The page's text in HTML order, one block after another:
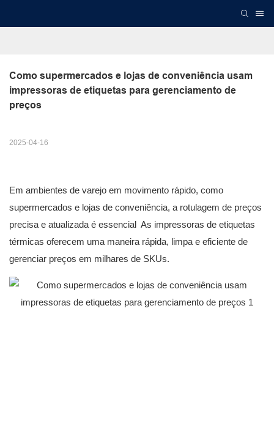
Como supermercados e lojas de conveniência usam
impressoras de etiquetas para gerenciamento de
preços
2025-04-16
Em ambientes de varejo em movimento rápido, como
supermercados e lojas de conveniência, a rotulagem de preços
precisa e atualizada é essencial As impressoras de etiquetas
térmicas oferecem uma maneira rápida, limpa e eficiente de
gerenciar preços em milhares de SKUs.